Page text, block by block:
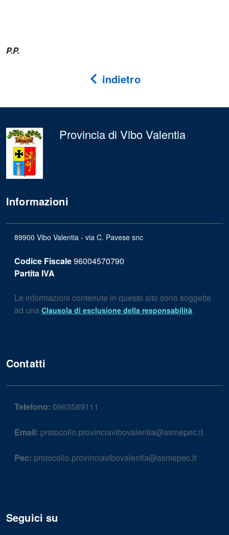
P.P.
indietro
Provincia di Vibo Valentia
Informazioni
89900 Vibo Valentia - via C. Pavese snc
Codice Fiscale96004570790
Partita IVA
Le informazioni contenute in questo sito sono soggette
ad una Clausola di esclusione della responsabilità.
Contatti
Telefono: 0963589111
Email: protocollo.provinciavibovalentia@asmepec.it
Pec: protocollo.provinciavibovalentia@asmepec.it
Seguici su